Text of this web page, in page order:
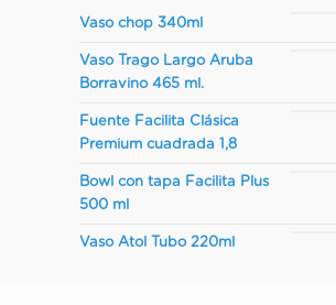
Vaso chop 340ml
Vaso Trago Largo Aruba
Borravino 465 ml.
Fuente Facilita Clásica
Premium cuadrada 1,8
Bowl con tapa Facilita Plus
500 ml
Vaso Atol Tubo 220ml